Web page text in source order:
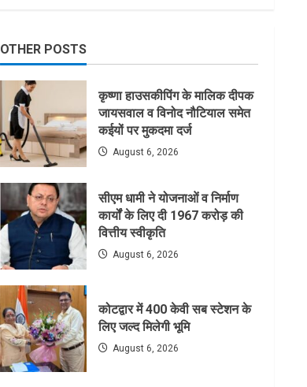
OTHER POSTS
कृष्णा हाउसकीपिंग के मालिक दीपक
जायसवाल व विनोद नौटियाल समेत
कईयों पर मुकदमा दर्ज
August 6, 2026
सीएम धामी ने योजनाओं व निर्माण
कार्यों के लिए दी 1967 करोड़ की
वित्तीय स्वीकृति
August 6, 2026
कोटद्वार में 400 केवी सब स्टेशन के
लिए जल्द मिलेगी भूमि
August 6, 2026